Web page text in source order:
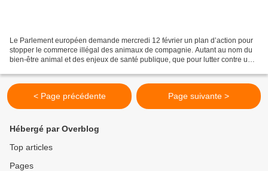
Le Parlement européen demande mercredi 12 février un plan d’action pour
stopper le commerce illégal des animaux de compagnie. Autant au nom du
bien-être animal et des enjeux de santé publique, que pour lutter contre une
< Page précédente Page suivante >
Hébergé par Overblog
Top articles
Pages